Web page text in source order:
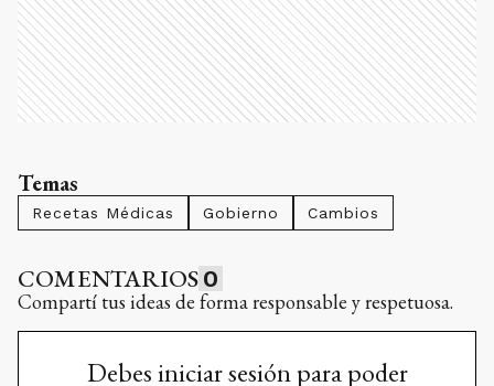
Temas
Recetas Médicas Gobierno Cambios
COMENTARIOS 0
Compartí tus ideas de forma responsable y respetuosa.
Debes iniciar sesión para poder